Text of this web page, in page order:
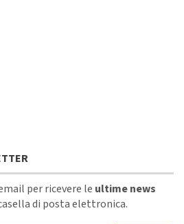
per ricevere le ultime news
di posta elettronica.